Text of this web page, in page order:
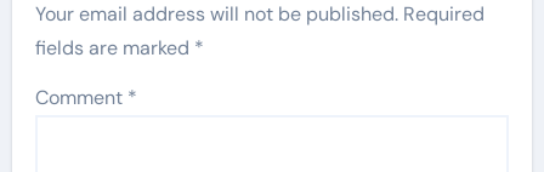
Your email address will not be published. Required
fields are marked *
Comment *